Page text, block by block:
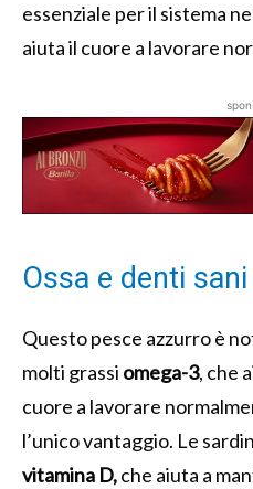
essenziale per il sistema
aiuta il cuore a lavorare
Ossa e denti
Questo pesce azzurro è
molti grassi omega-3, che
cuore a lavorare
l’unico vantaggio. Le
vitamina D,che aiuta a